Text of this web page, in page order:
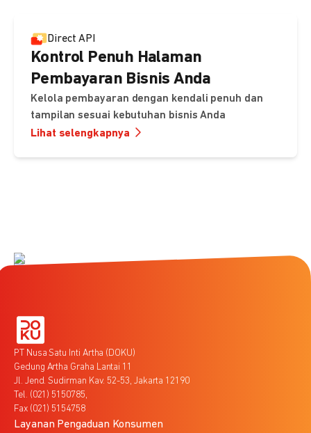
Direct API
Kontrol Penuh Halaman
Pembayaran Bisnis Anda
Kelola pembayaran dengan kendali penuh dan
tampilan sesuai kebutuhan bisnis Anda
Lihat selengkapnya
PT Nusa Satu Inti Artha (DOKU)
Gedung Artha Graha Lantai 11
Jl. Jend. Sudirman Kav. 52-53, Jakarta 12190
Tel. (021) 5150785,
Fax (021) 5154758
Layanan Pengaduan Konsumen